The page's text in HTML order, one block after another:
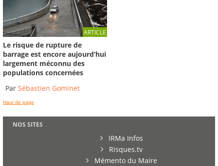
ARTICLE
Le risque de rupture de
barrage est encore aujourd’hui
largement méconnu des
populations concernées
Par Sébastien Gominet
Haut de page
NOS SITES
IRMa Infos
Risques.tv
Mémento du Maire